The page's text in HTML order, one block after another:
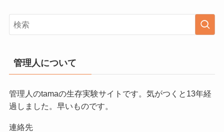
管理人について
管理人のtamaの生存実験サイトです。気がつくと13年経
過しました。早いものです。
連絡先